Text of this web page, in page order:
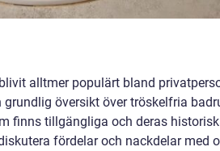
alltmer populärt bland
översikt över tröskelfria
finns tillgängliga och deras
fördelar och nackdelar med